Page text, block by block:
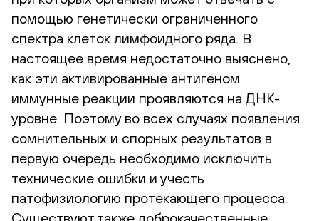
помощью генетически ограниченного
спектра клеток лимфоидного ряда. В
настоящее время недостаточно выяснено,
как эти активированные антигеном
иммунные реакции проявляются на ДНК-
уровне. Поэтому во всех случаях появления
сомнительных и спорных результатов в
первую очередь необходимо исключить
технические ошибки и учесть
патофизиологию протекающего процесса.
Существуют также доброкачественные